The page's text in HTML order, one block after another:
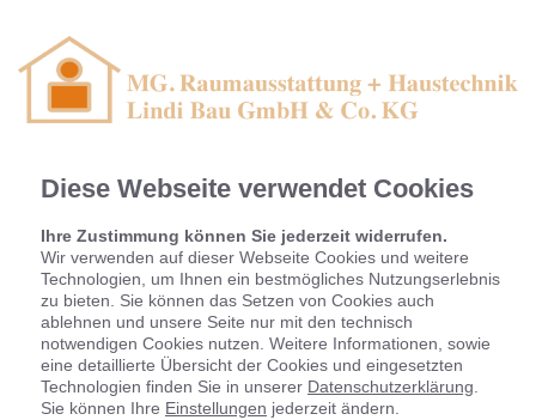
Diese Webseite verwendet Cookies
Ihre Zustimmung können Sie jederzeit widerrufen.
Wir verwenden auf dieser Webseite Cookies und weitere
Technologien, um Ihnen ein bestmögliches Nutzungserlebnis
zu bieten. Sie können das Setzen von Cookies auch
ablehnen und unsere Seite nur mit den technisch
notwendigen Cookies nutzen. Weitere Informationen, sowie
eine detaillierte Übersicht der Cookies und eingesetzten
Technologien finden Sie in unserer Datenschutzerklärung.
Sie können Ihre Einstellungen jederzeit ändern.